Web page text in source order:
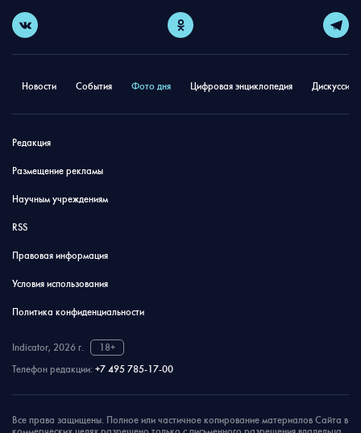
Новости События Фото дня Цифровая энциклопедия
Редакция
Размещение рекламы
Научным учреждениям
RSS
Правовая информация
Условия использования
Политика конфиденциальности
Indicator, 2026 г.
18+
Телефон редакции: +7 495 785-17-00
Все права защищены. Полное или частичное копирование материалов Сайта в